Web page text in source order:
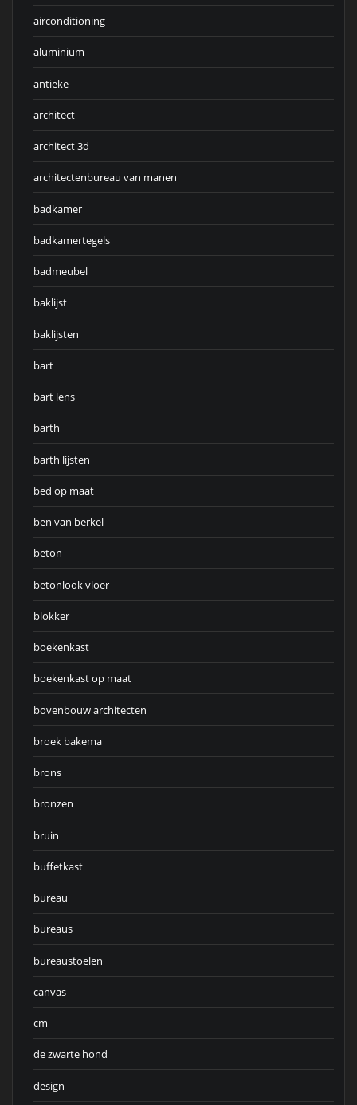
airconditioning
aluminium
antieke
architect
architect 3d
architectenbureau van manen
badkamer
badkamertegels
badmeubel
baklijst
baklijsten
bart
bart lens
barth
barth lijsten
bed op maat
ben van berkel
beton
betonlook vloer
blokker
boekenkast
boekenkast op maat
bovenbouw architecten
broek bakema
brons
bronzen
bruin
buffetkast
bureau
bureaus
bureaustoelen
canvas
cm
de zwarte hond
design